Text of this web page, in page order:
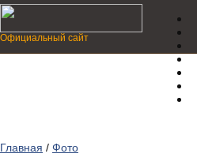
Официальный сайт
Главная / Фото